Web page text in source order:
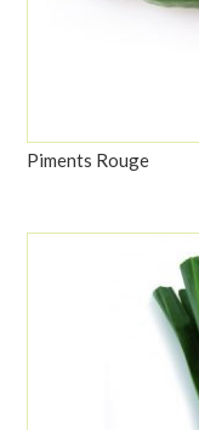
Piments Rouge